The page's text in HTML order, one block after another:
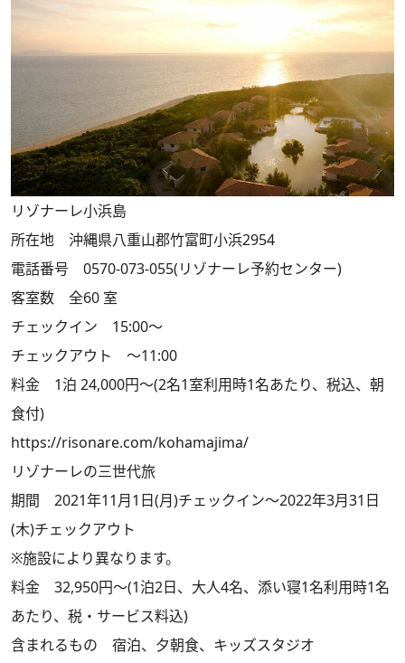
リゾナーレ小浜島
所在地 沖縄県八重山郡竹富町小浜2954
電話番号 0570-073-055(リゾナーレ予約センター)
客室数 全60 室
チェックイン 15:00～
チェックアウト ～11:00
料金 1泊 24,000円～(2名1室利用時1名あたり、税込、朝
食付)
https://risonare.com/kohamajima/
リゾナーレの三世代旅
期間 2021年11月1日(月)チェックイン～2022年3月31日
(木)チェックアウト
※施設により異なります。
料金 32,950円～(1泊2日、大人4名、添い寝1名利用時1名
あたり、税・サービス料込)
含まれるもの 宿泊、夕朝食、キッズスタジオ